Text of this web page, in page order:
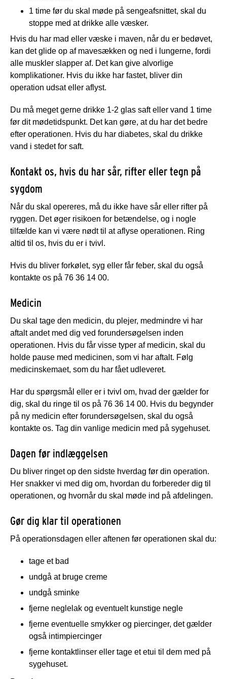
1 time før du skal møde på sengeafsnittet, skal du
stoppe med at drikke alle væsker.
Hvis du har mad eller væske i maven, når du er bedøvet,
kan det glide op af mavesækken og ned i lungerne, fordi
alle muskler slapper af. Det kan give alvorlige
komplikationer. Hvis du ikke har fastet, bliver din
operation udsat eller aflyst.
Du må meget gerne drikke 1-2 glas saft eller vand 1 time
før dit mødetidspunkt. Det kan gøre, at du har det bedre
efter operationen. Hvis du har diabetes, skal du drikke
vand i stedet for saft.
Kontakt os, hvis du har sår, rifter eller tegn på
sygdom
Når du skal opereres, må du ikke have sår eller rifter på
ryggen. Det øger risikoen for betændelse, og i nogle
tilfælde kan vi være nødt til at aflyse operationen. Ring
altid til os, hvis du er i tvivl.
Hvis du bliver forkølet, syg eller får feber, skal du også
kontakte os på 76 36 14 00.
Medicin
Du skal tage den medicin, du plejer, medmindre vi har
aftalt andet med dig ved forundersøgelsen inden
operationen. Hvis du får visse typer af medicin, skal du
holde pause med medicinen, som vi har aftalt. Følg
medicinskemaet, som du har fået udleveret.
Har du spørgsmål eller er i tvivl om, hvad der gælder for
dig, skal du ringe til os på 76 36 14 00. Hvis du begynder
på ny medicin efter forundersøgelsen, skal du også
kontakte os. Tag din vanlige medicin med på sygehuset.
Dagen før indlæggelsen
Du bliver ringet op den sidste hverdag før din operation.
Her snakker vi med dig om, hvordan du forbereder dig til
operationen, og hvornår du skal møde ind på afdelingen.
Gør dig klar til operationen
På operationsdagen eller aftenen før operationen skal du:
tage et bad
undgå at bruge creme
undgå sminke
fjerne neglelak og eventuelt kunstige negle
fjerne eventuelle smykker og piercinger, det gælder
også intimpiercinger
fjerne kontaktlinser eller tage et etui til dem med på
sygehuset.